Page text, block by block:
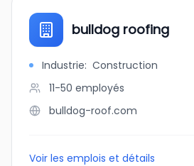
bulldog roofing
Industrie: Construction
11-50 employés
bulldog-roof.com
Voir les emplois et détails